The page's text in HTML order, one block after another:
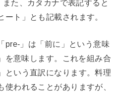
また、カタカナで表記すると
ート」とも記載されます。
pre-」は「前に」という意味
を意味します。これを組み合
という直訳になります。料理
われることがありますが、